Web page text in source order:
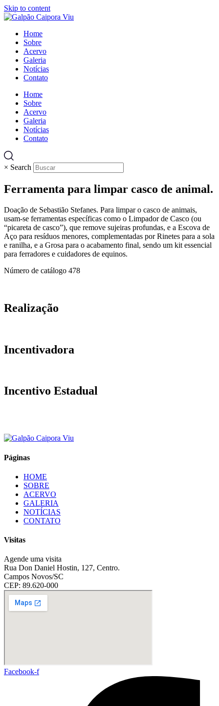
Skip to content
Home
Sobre
Acervo
Galeria
Notícias
Contato
Home
Sobre
Acervo
Galeria
Notícias
Contato
× Search
Ferramenta para limpar casco de animal.
Doação de Sebastião Stefanes. Para limpar o casco de animais,
usam-se ferramentas específicas como o Limpador de Casco (ou
“picareta de casco”), que remove sujeiras profundas, e a Escova de
Aço para resíduos menores, complementadas por Rinetes para a sola
e ranilha, e a Grosa para o acabamento final, sendo um kit essencial
para ferradores e cuidadores de equinos.
Número de catálogo 478
Realização
Incentivadora
Incentivo Estadual
Páginas
HOME
SOBRE
ACERVO
GALERIA
NOTÍCIAS
CONTATO
Visitas
Agende uma visita
Rua Don Daniel Hostin, 127, Centro.
Campos Novos/SC
CEP: 89.620-000
Facebook-f